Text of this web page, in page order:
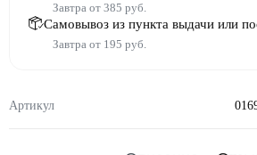
Артикул
Завтра от 385 руб.
Самовывоз из пункта выдачи или
Завтра от 195 руб.